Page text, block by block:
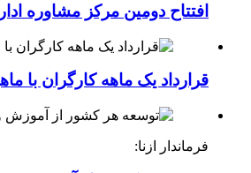
افتتاح دومین مرکز مشاوره
قرارداد یک ماهه کارگران با
فرماندار ازنا: